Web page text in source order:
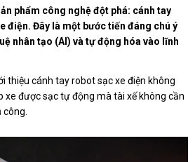
phẩm công nghệ đột phá: cánh tay
điện. Đây là một bước tiến đáng chú ý
nhân tạo (AI) và tự động hóa vào lĩnh
thiệu cánh tay robot sạc xe điện không
xe được sạc tự động mà tài xế không cần
công.